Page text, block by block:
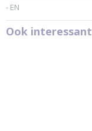
- EN
Ook interessant